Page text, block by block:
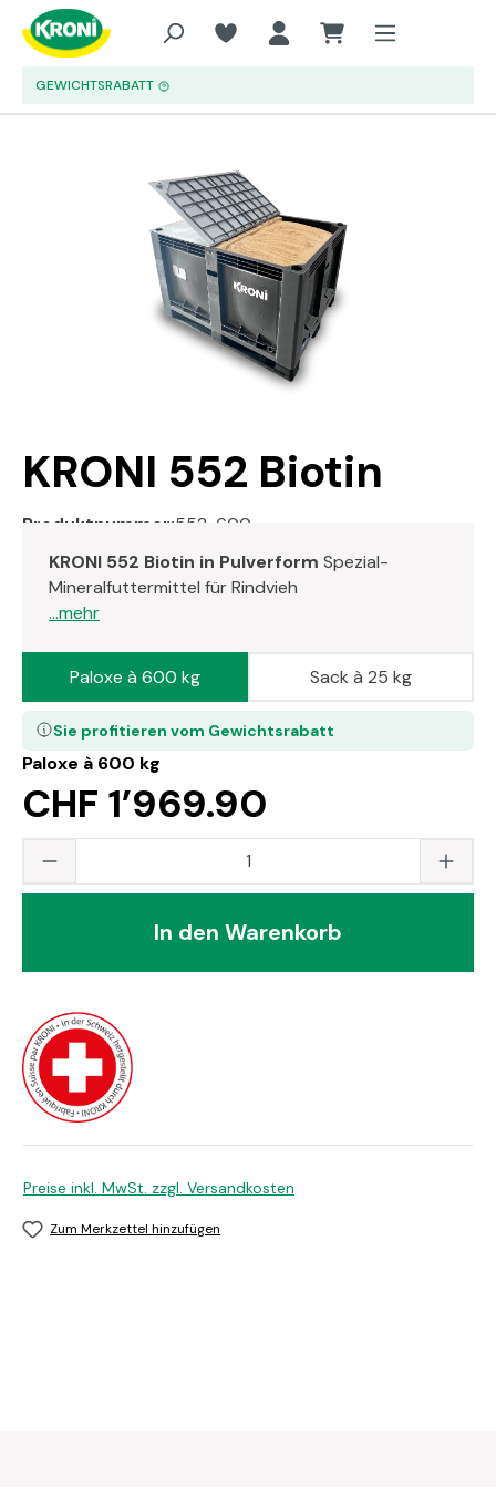
Zum Hauptinhalt springen
GEWICHTSRABATT
Bildergalerie überspringen
KRONI 552 Biotin
Produktnummer:552-600
KRONI 552 Biotin in Pulverform Spezial-
Mineralfuttermittel für Rindvieh
...mehr
Paloxe à 600 kg
CHF 1’969.90
Sie profitieren vom Gewichtsrabatt
Paloxe à 600 kg Sack à 25 kg
Produkt Anzahl: Gib den gewünschten
In den Warenkorb
Preise inkl. MwSt. zzgl. Versandkosten
Zum Merkzettel hinzufügen